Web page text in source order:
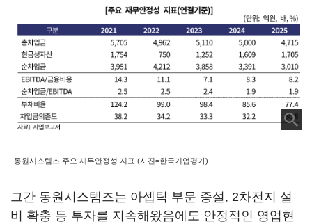
동원시스템즈 주요 재무안정성 지표 (사진=한국기업평가)
그간 동원시스템즈는 아셉틱 부문 증설, 2차전지 설
비 확충 등 투자를 지속해왔음에도 안정적인 영업현